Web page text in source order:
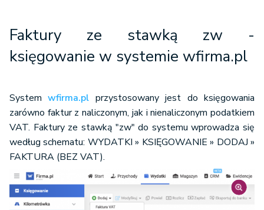
Faktury ze stawką zw -
księgowanie w systemie wfirma.pl
Systemwfirma.pl przystosowany jest do księgowania
zarówno faktur z naliczonym, jak i nienaliczonym podatkiem
VAT. Faktury ze stawką "zw" do systemu wprowadza się
według schematu: WYDATKI » KSIĘGOWANIE » DODAJ »
FAKTURA (BEZ VAT).